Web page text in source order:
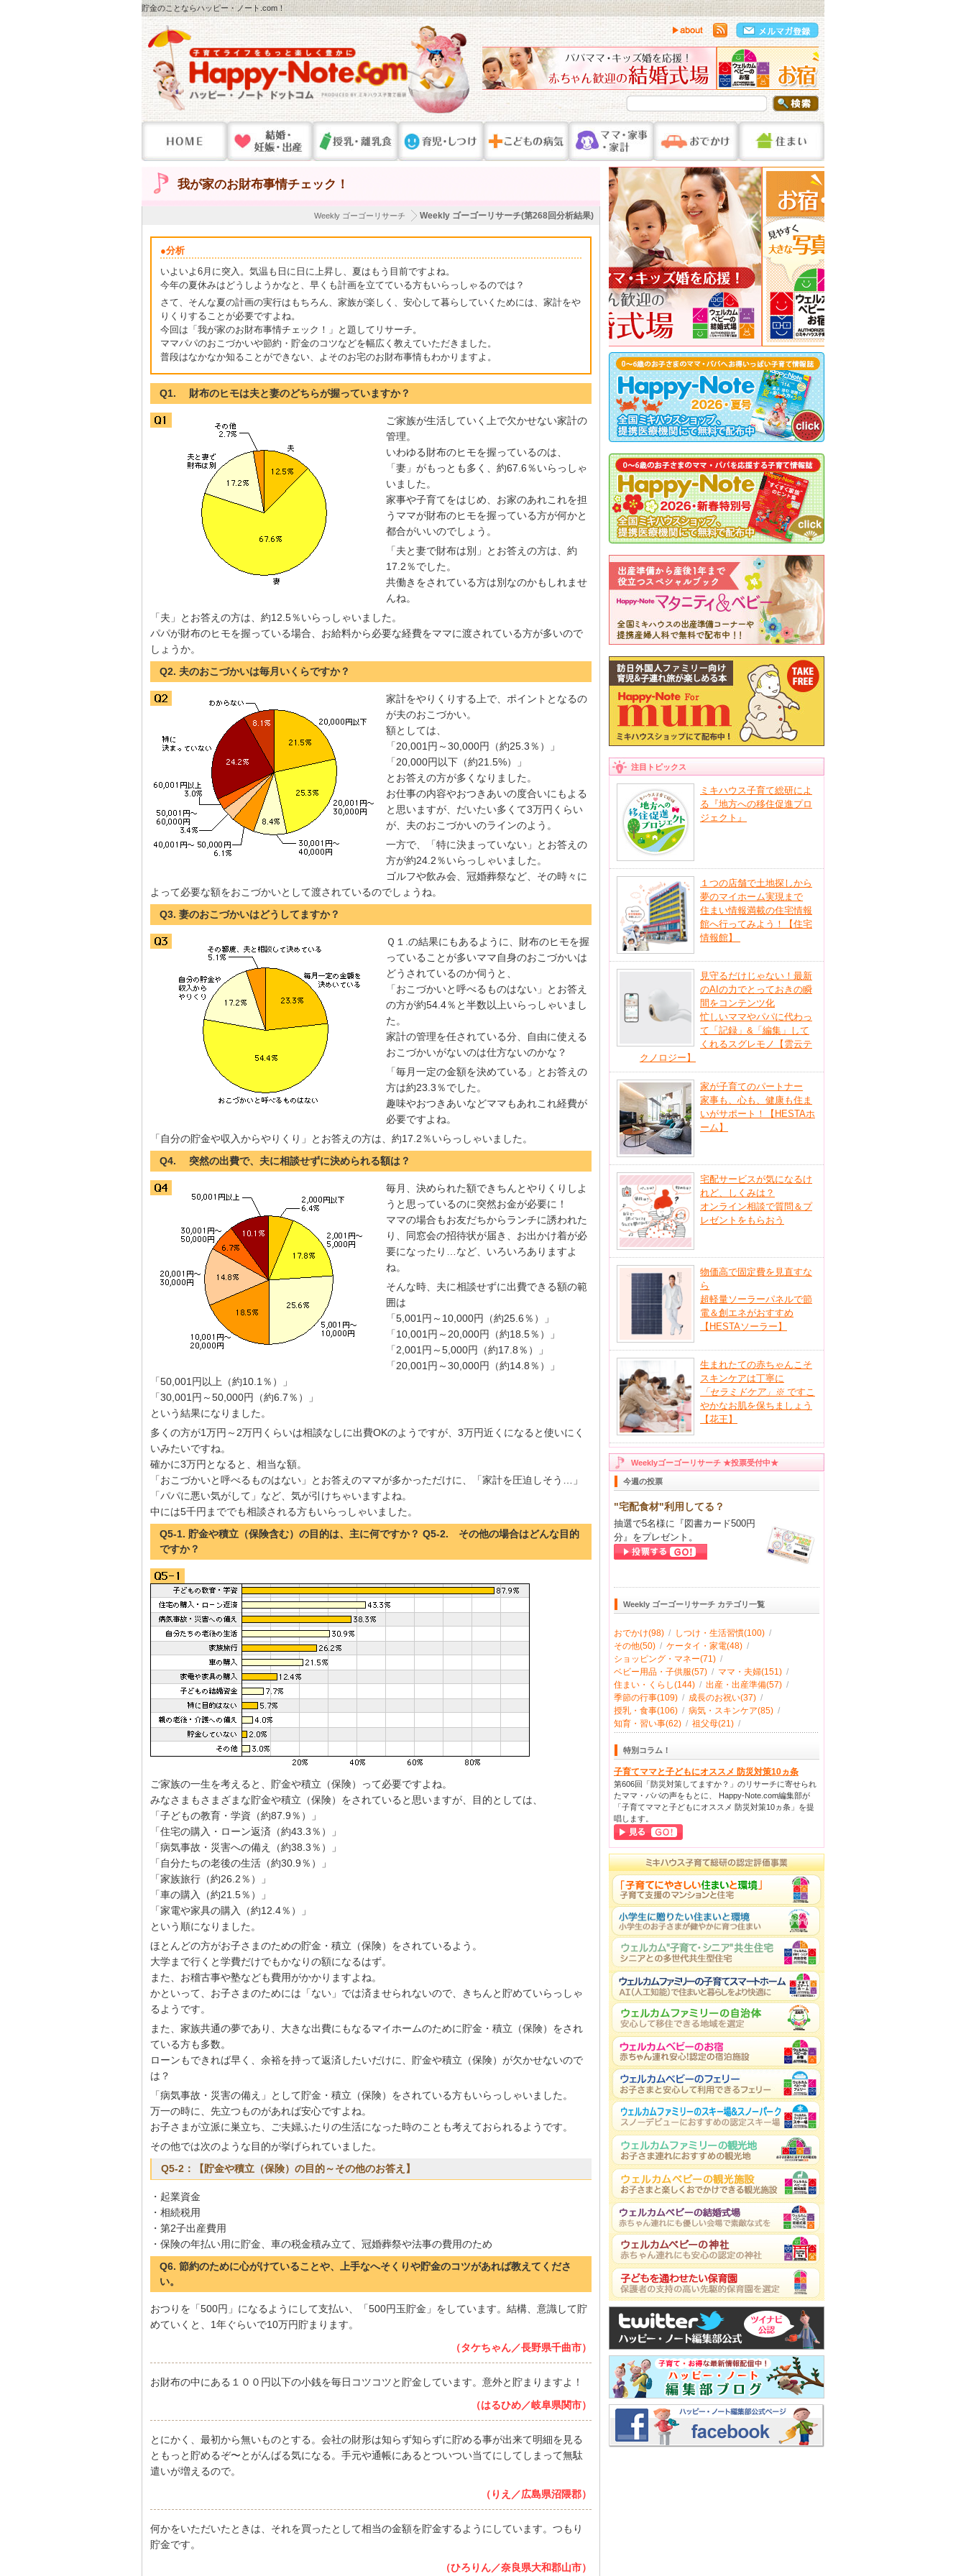
貯金のことならハッピー・ノート.com！
我が家のお財布事情チェック！
Weekly ゴーゴーリサーチ(第268回分析結果)
Weekly ゴーゴーリサーチ
●分析
いよいよ6月に突入。気温も日に日に上昇し、夏はもう目前ですよね。
今年の夏休みはどうしようかなと、早くも計画を立てている方もいらっしゃるのでは？
さて、そんな夏の計画の実行はもちろん、家族が楽しく、安心して暮らしていくためには、家計をや
りくりすることが必要ですよね。
今回は「我が家のお財布事情チェック！」と題してリサーチ。
ママパパのおこづかいや節約・貯金のコツなどを幅広く教えていただきました。
普段はなかなか知ることができない、よそのお宅のお財布事情もわかりますよ。
Q1. 財布のヒモは夫と妻のどちらが握っていますか？
ご家族が生活していく上で欠かせない家計の
管理。
いわゆる財布のヒモを握っているのは、
「妻」がもっとも多く、約67.6％いらっしゃ
いました。
家事や子育てをはじめ、お家のあれこれを担
うママが財布のヒモを握っている方が何かと
都合がいいのでしょう。
「夫と妻で財布は別」とお答えの方は、約
17.2％でした。
共働きをされている方は別なのかもしれませ
んね。
「夫」とお答えの方は、約12.5％いらっしゃいました。
パパが財布のヒモを握っている場合、お給料から必要な経費をママに渡されている方が多いので
しょうか。
Q2. 夫のおこづかいは毎月いくらですか？
家計をやりくりする上で、ポイントとなるの
が夫のおこづかい。
額としては、
「20,001円～30,000円（約25.3％）」
「20,000円以下（約21.5%）」
とお答えの方が多くなりました。
お仕事の内容やおつきあいの度合いにもよる
と思いますが、だいたい多くて3万円くらい
が、夫のおこづかいのラインのよう。
一方で、「特に決まっていない」とお答えの
方が約24.2％いらっしゃいました。
ゴルフや飲み会、冠婚葬祭など、その時々に
よって必要な額をおこづかいとして渡されているのでしょうね。
Q3. 妻のおこづかいはどうしてますか？
Ｑ１.の結果にもあるように、財布のヒモを握
っていることが多いママ自身のおこづかいは
どうされているのか伺うと、
「おこづかいと呼べるものはない」とお答え
の方が約54.4％と半数以上いらっしゃいまし
た。
家計の管理を任されている分、自由に使える
おこづかいがないのは仕方ないのかな？
「毎月一定の金額を決めている」とお答えの
方は約23.3％でした。
趣味やおつきあいなどママもあれこれ経費が
必要ですよね。
「自分の貯金や収入からやりくり」とお答えの方は、約17.2％いらっしゃいました。
Q4. 突然の出費で、夫に相談せずに決められる額は？
毎月、決められた額できちんとやりくりしよ
うと思っているのに突然お金が必要に！
ママの場合もお友だちからランチに誘われた
り、同窓会の招待状が届き、お出かけ着が必
要になったり…など、いろいろありますよ
ね。
そんな時、夫に相談せずに出費できる額の範
囲は
「5,001円～10,000円（約25.6％）」
「10,001円～20,000円（約18.5％）」
「2,001円～5,000円（約17.8％）」
「20,001円～30,000円（約14.8％）」
「50,001円以上（約10.1％）」
「30,001円～50,000円（約6.7％）」
という結果になりました。
多くの方が1万円～2万円くらいは相談なしに出費OKのようですが、3万円近くになると使いにく
いみたいですね。
確かに3万円となると、相当な額。
「おこづかいと呼べるものはない」とお答えのママが多かっただけに、「家計を圧迫しそう…」
「パパに悪い気がして」など、気が引けちゃいますよね。
中には5千円まででも相談される方もいらっしゃいました。
Q5-1. 貯金や積立（保険含む）の目的は、主に何ですか？ Q5-2. その他の場合はどんな目的
ですか？
ご家族の一生を考えると、貯金や積立（保険）って必要ですよね。
みなさまもさまざまな貯金や積立（保険）をされていると思いますが、目的としては、
「子どもの教育・学資（約87.9％）」
「住宅の購入・ローン返済（約43.3％）」
「病気事故・災害への備え（約38.3％）」
「自分たちの老後の生活（約30.9％）」
「家族旅行（約26.2％）」
「車の購入（約21.5％）」
「家電や家具の購入（約12.4％）」
という順になりました。
ほとんどの方がお子さまのための貯金・積立（保険）をされているよう。
大学まで行くと学費だけでもかなりの額になるはず。
また、お稽古事や塾なども費用がかかりますよね。
かといって、お子さまのためには「ない」では済ませられないので、きちんと貯めていらっしゃ
るようです。
また、家族共通の夢であり、大きな出費にもなるマイホームのために貯金・積立（保険）をされ
ている方も多数。
ローンもできれば早く、余裕を持って返済したいだけに、貯金や積立（保険）が欠かせないので
は？
「病気事故・災害の備え」として貯金・積立（保険）をされている方もいらっしゃいました。
万一の時に、先立つものがあれば安心ですよね。
お子さまが立派に巣立ち、ご夫婦ふたりの生活になった時のことも考えておられるようです。
その他では次のような目的が挙げられていました。
Q5-2：【貯金や積立（保険）の目的～その他のお答え】
・起業資金
・相続税用
・第2子出産費用
・保険の年払い用に貯金、車の税金積み立て、冠婚葬祭や法事の費用のため
Q6. 節約のために心がけていることや、上手なへそくりや貯金のコツがあれば教えてくださ
い。
おつりを「500円」になるようにして支払い、「500円玉貯金」をしています。結構、意識して貯
めていくと、1年ぐらいで10万円貯まります。
（タケちゃん／長野県千曲市）
お財布の中にある１００円以下の小銭を毎日コツコツと貯金しています。意外と貯まりますよ！
（はるひめ／岐阜県関市）
とにかく、最初から無いものとする。会社の財形は知らず知らずに貯める事が出来て明細を見る
ともっと貯めるぞ〜とがんばる気になる。手元や通帳にあるとついつい当てにしてしまって無駄
遣いが増えるので。
（りえ／広島県沼隈郡）
何かをいただいたときは、それを買ったとして相当の金額を貯金するようにしています。つもり
貯金です。
（ひろりん／奈良県大和郡山市）
注目トピックス
ミキハウス子育て総研によ
る『地方への移住促進プロ
ジェクト』
１つの店舗で土地探しから
夢のマイホーム実現まで
住まい情報満載の住宅情報
館へ行ってみよう！【住宅
情報館】
見守るだけじゃない！最新
のAIの力でとっておきの瞬
間をコンテンツ化
忙しいママやパパに代わっ
て「記録」&「編集」して
くれるスグレモノ【雲云テ
クノロジー】
家が子育てのパートナー
家事も、心も、健康も住ま
いがサポート！【HESTAホ
ーム】
宅配サービスが気になるけ
れど、しくみは？
オンライン相談で質問＆プ
レゼントをもらおう
物価高で固定費を見直すな
ら
超軽量ソーラーパネルで節
電＆創エネがおすすめ
【HESTAソーラー】
生まれたての赤ちゃんこそ
スキンケアは丁寧に
「セラミドケア」 ※ ですこ
やかなお肌を保ちましょう
【花王】
Weeklyゴーゴーリサーチ ★投票受付中★
今週の投票
"宅配食材"利用してる？
抽選で5名様に『図書カード500円
分』をプレゼント。
Weekly ゴーゴーリサーチ カテゴリ一覧
おでかけ(98)/ しつけ・生活習慣(100)/
その他(50)/ ケータイ・家電(48)/
ショッピング・マネー(71)/
ベビー用品・子供服(57)/ ママ・夫婦(151)/
住まい・くらし(144)/ 出産・出産準備(57)/
季節の行事(109)/ 成長のお祝い(37)/
授乳・食事(106)/ 病気・スキンケア(85)/
知育・習い事(62)/ 祖父母(21)/
特別コラム！
子育てママと子どもにオススメ 防災対策10ヵ条
第606回「防災対策してますか？」のリサーチに寄せられ
たママ・パパの声をもとに、 Happy-Note.com編集部が
「子育てママと子どもにオススメ 防災対策10ヵ条」を提
唱します。